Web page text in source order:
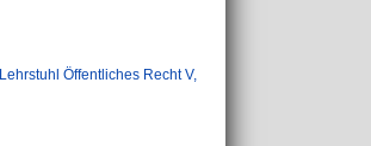
Lehrstuhl Öffentliches Recht V,